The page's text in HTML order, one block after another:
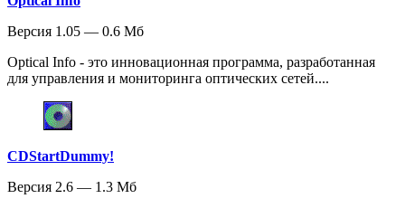
Версия 1.05 — 0.6 Мб
Optical Info - это инновационная программа, разработанная
для управления и мониторинга оптических сетей....
CDStartDummy!
Версия 2.6 — 1.3 Мб